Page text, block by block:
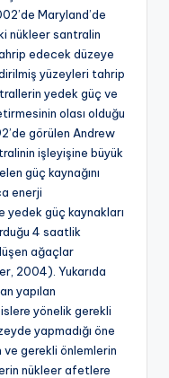
Maryland’de
nükleer santralin
edecek düzeye
yüzeyleri tahrip
yedek güç ve
olası olduğu
görülen Andrew
işleyişine büyük
güç kaynağını
enerji
yedek güç kaynakları
4 saatlik
ağaçlar
2004). Yukarıda
yapılan
yönelik gerekli
yapmadığı öne
ve gerekli önlemlerin
nükleer afetlere